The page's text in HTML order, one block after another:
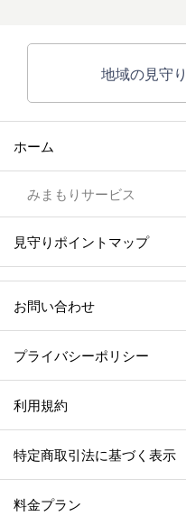
地域の見守
ホーム
みまもりサービス
見守りポイントマップ
お問い合わせ
プライバシーポリシー
利用規約
特定商取引法に基づく表示
料金プラン